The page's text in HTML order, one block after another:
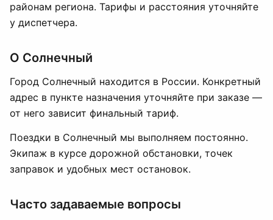
районам региона. Тарифы и расстояния уточняйте
у диспетчера.
О Солнечный
Город Солнечный находится в России. Конкретный
адрес в пункте назначения уточняйте при заказе —
от него зависит финальный тариф.
Поездки в Солнечный мы выполняем постоянно.
Экипаж в курсе дорожной обстановки, точек
заправок и удобных мест остановок.
Часто задаваемые вопросы